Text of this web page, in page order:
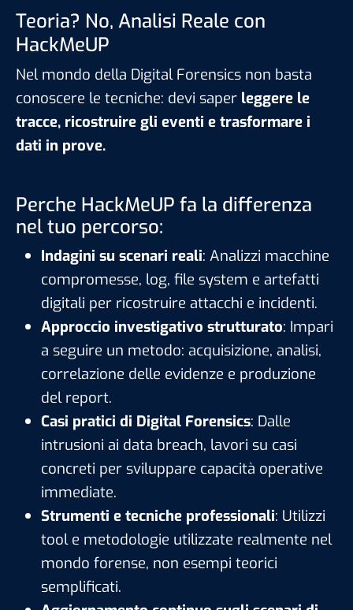
Teoria? No, Analisi Reale con
HackMeUP
Nel mondo della Digital Forensics non basta
conoscere le tecniche: devi saper leggere le
tracce, ricostruire gli eventi e trasformare i
dati in prove.
Perche HackMeUP fa la differenza
nel tuo percorso:
Indagini su scenari reali: Analizzi macchine
compromesse, log, file system e artefatti
digitali per ricostruire attacchi e incidenti.
Approccio investigativo strutturato: Impari
a seguire un metodo: acquisizione, analisi,
correlazione delle evidenze e produzione
del report.
Casi pratici di Digital Forensics: Dalle
intrusioni ai data breach, lavori su casi
concreti per sviluppare capacità operative
immediate.
Strumenti e tecniche professionali: Utilizzi
tool e metodologie utilizzate realmente nel
mondo forense, non esempi teorici
semplificati.